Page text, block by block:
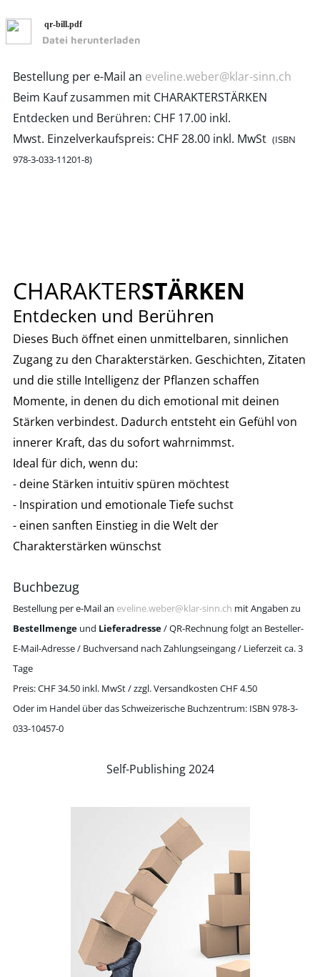
qr-bill.pdf
Datei herunterladen
Bestellung per e-Mail an eveline.weber@klar-sinn.ch
Beim Kauf zusammen mit CHARAKTERSTÄRKEN
Entdecken und Berühren: CHF 17.00 inkl.
Mwst. Einzelverkaufspreis: CHF 28.00 inkl. MwSt (ISBN
978-3-033-11201-8)
CHARAKTERSTÄRKEN
Entdecken und Berühren
Dieses Buch öffnet einen unmittelbaren, sinnlichen
Zugang zu den Charakterstärken. Geschichten, Zitaten
und die stille Intelligenz der Pflanzen schaffen
Momente, in denen du dich emotional mit deinen
Stärken verbindest. Dadurch entsteht ein Gefühl von
innerer Kraft, das du sofort wahrnimmst.
Ideal für dich, wenn du:
- deine Stärken intuitiv spüren möchtest
- Inspiration und emotionale Tiefe suchst
- einen sanften Einstieg in die Welt der
Charakterstärken wünschst
Buchbezug
Bestellung per e-Mail an eveline.weber@klar-sinn.ch mit Angaben zu
Bestellmengeund Lieferadresse/QR-Rechnung folgt an Besteller-
E-Mail-Adresse / Buchversand nach Zahlungseingang / Lieferzeit ca. 3
Tage
Preis: CHF 34.50 inkl. MwSt / zzgl. Versandkosten CHF 4.50
Oder im Handel über das Schweizerische Buchzentrum: ISBN 978-3-
033-10457-0
Self-Publishing 2024